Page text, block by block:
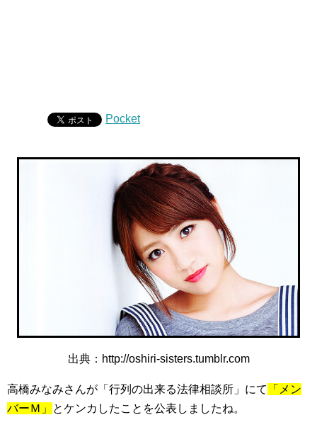
Pocket
出典：http://oshiri-sisters.tumblr.com
高橋みなみさんが「行列の出来る法律相談所」にて
「メン
バーＭ」
とケンカしたことを公表しましたね。